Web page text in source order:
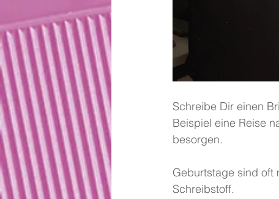
Schreibe Dir einen
Beispiel eine Reise
besorgen.
Geburtstage sind oft
Schreibstoff.